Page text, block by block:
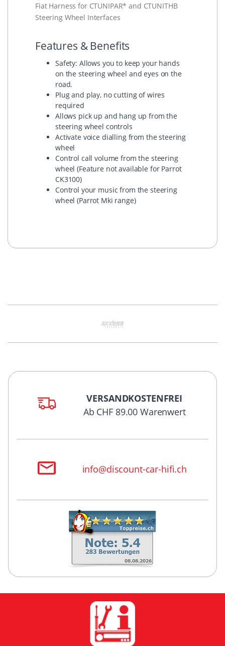
Fiat Harness for CTUNIPAR* and CTUNITHB
Steering Wheel Interfaces
Features & Benefits
Safety: Allows you to keep your hands
on the steering wheel and eyes on the
road.
Plug and play, no cutting of wires
required
Allows pick up and hang up from the
steering wheel controls
Activate voice dialling from the steering
wheel
Control call volume from the steering
wheel (Feature not available for Parrot
CK3100)
Control your music from the steering
wheel (Parrot Mki range)
VERSANDKOSTENFREI
Ab CHF 89.00 Warenwert
info@discount-car-hifi.ch